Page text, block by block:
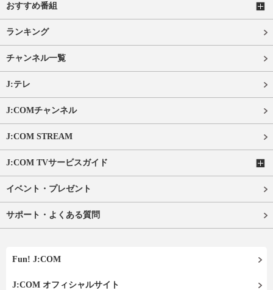
おすすめ番組
ランキング
チャンネル一覧
J:テレ
J:COMチャンネル
J:COM STREAM
J:COM TVサービスガイド
イベント・プレゼント
サポート・よくある質問
Fun! J:COM
J:COM オフィシャルサイト